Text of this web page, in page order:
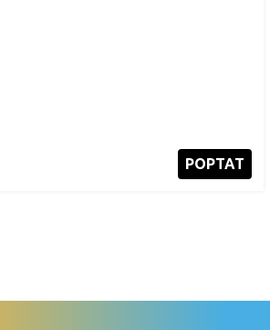
POPTAT